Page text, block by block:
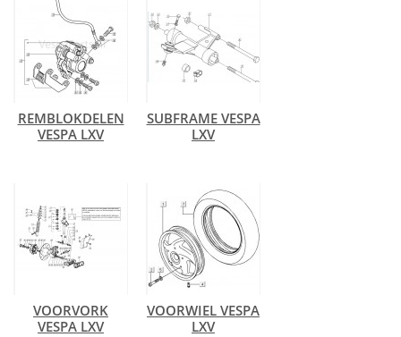
REMBLOKDELEN
VESPA LXV
SUBFRAME VESPA
LXV
VOORVORK
VESPA LXV
VOORWIEL VESPA
LXV